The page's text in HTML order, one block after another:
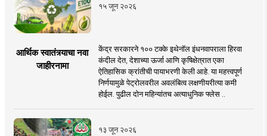
१५ जून २०२६
आर्थिक स्वातंत्र्याचा नवा
जाहीरनामा
केंद्र सरकारने १०० टक्के इथेनॉल इंधनवापराला हिरवा
कंदील देत, देशाच्या ऊर्जा आणि कृषिक्षेत्रात एका
ऐतिहासिक क्रांतीची पायाभरणी केली आहे. या महत्त्वपूर्ण
निर्णयामुळे पेट्रोलवरील अवलंबित्व लक्षणीयरीत्या कमी
होईल. पुढील दोन महिन्यांतच अत्याधुनिक फ्लेस ..
१३ जून २०२६